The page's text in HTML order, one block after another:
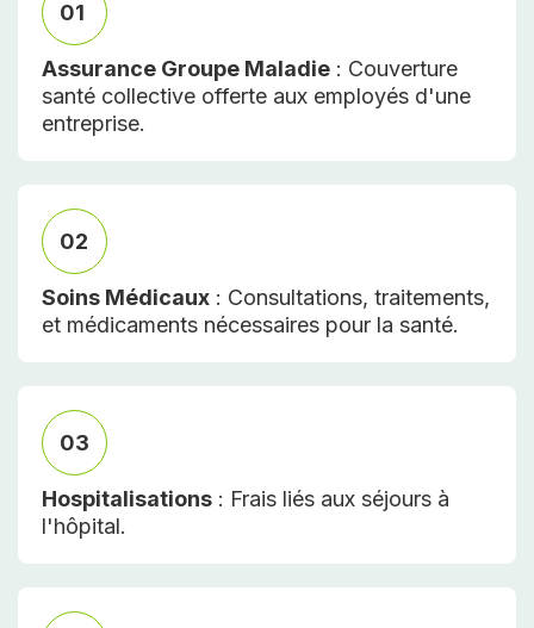
01
Assurance Groupe Maladie : Couverture
santé collective offerte aux employés d'une
entreprise.
02
Soins Médicaux : Consultations, traitements,
et médicaments nécessaires pour la santé.
03
Hospitalisations : Frais liés aux séjours à
l'hôpital.